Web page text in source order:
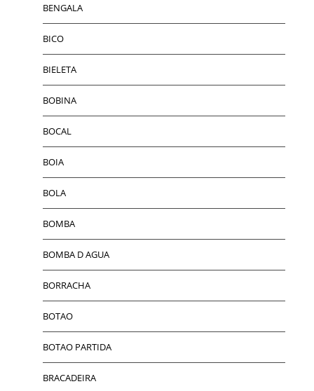
BENGALA
BICO
BIELETA
BOBINA
BOCAL
BOIA
BOLA
BOMBA
BOMBA D AGUA
BORRACHA
BOTAO
BOTAO PARTIDA
BRACADEIRA